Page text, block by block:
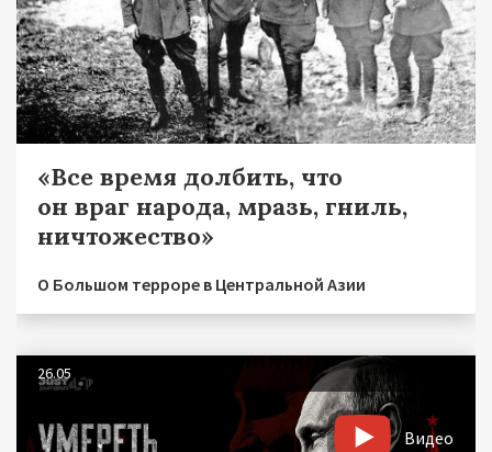
«Все время долбить, что
он враг народа, мразь, гниль,
ничтожество»
О Большом терроре в Центральной Азии
26.05
Видео